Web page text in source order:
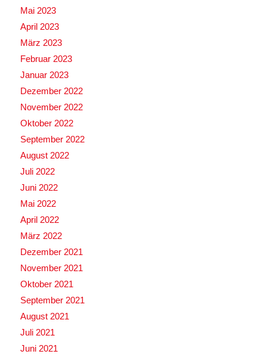
Mai 2023
April 2023
März 2023
Februar 2023
Januar 2023
Dezember 2022
November 2022
Oktober 2022
September 2022
August 2022
Juli 2022
Juni 2022
Mai 2022
April 2022
März 2022
Dezember 2021
November 2021
Oktober 2021
September 2021
August 2021
Juli 2021
Juni 2021